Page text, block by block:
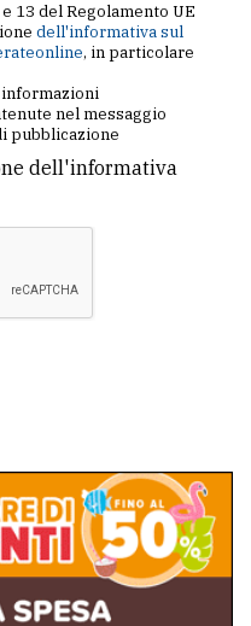
13 del Regolamento UE
dell'informativa sul
, in particolare
nel messaggio
pubblicazione
dell'informativa